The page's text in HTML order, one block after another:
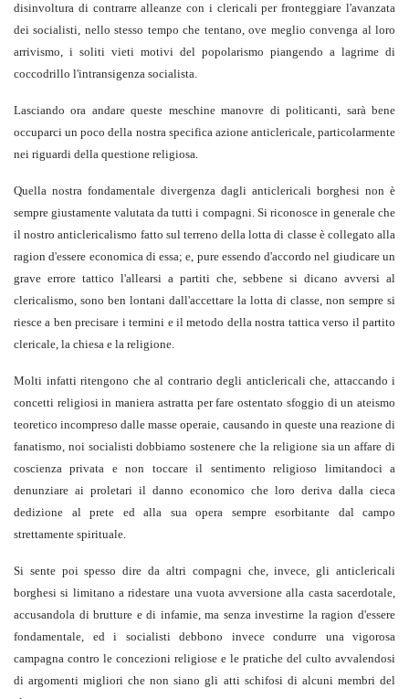
disinvoltura di contrarre alleanze con i clericali per fronteggiare l'avanzata
dei socialisti, nello stesso tempo che tentano, ove meglio convenga al loro
arrivismo, i soliti vieti motivi del popolarismo piangendo a lagrime di
coccodrillo l'intransigenza socialista.
Lasciando ora andare queste meschine manovre di politicanti, sarà bene
occuparci un poco della nostra specifica azione anticlericale, particolarmente
nei riguardi della questione religiosa.
Quella nostra fondamentale divergenza dagli anticlericali borghesi non è
sempre giustamente valutata da tutti i compagni. Si riconosce in generale che
il nostro anticlericalismo fatto sul terreno della lotta di classe è collegato alla
ragion d'essere economica di essa; e, pure essendo d'accordo nel giudicare un
grave errore tattico l'allearsi a partiti che, sebbene si dicano avversi al
clericalismo, sono ben lontani dall'accettare la lotta di classe, non sempre si
riesce a ben precisare i termini e il metodo della nostra tattica verso il partito
clericale, la chiesa e la religione.
Molti infatti ritengono che al contrario degli anticlericali che, attaccando i
concetti religiosi in maniera astratta per fare ostentato sfoggio di un ateismo
teoretico incompreso dalle masse operaie, causando in queste una reazione di
fanatismo, noi socialisti dobbiamo sostenere che la religione sia un affare di
coscienza privata e non toccare il sentimento religioso limitandoci a
denunziare ai proletari il danno economico che loro deriva dalla cieca
dedizione al prete ed alla sua opera sempre esorbitante dal campo
strettamente spirituale.
Si sente poi spesso dire da altri compagni che, invece, gli anticlericali
borghesi si limitano a ridestare una vuota avversione alla casta sacerdotale,
accusandola di brutture e di infamie, ma senza investirne la ragion d'essere
fondamentale, ed i socialisti debbono invece condurre una vigorosa
campagna contro le concezioni religiose e le pratiche del culto avvalendosi
di argomenti migliori che non siano gli atti schifosi di alcuni membri del